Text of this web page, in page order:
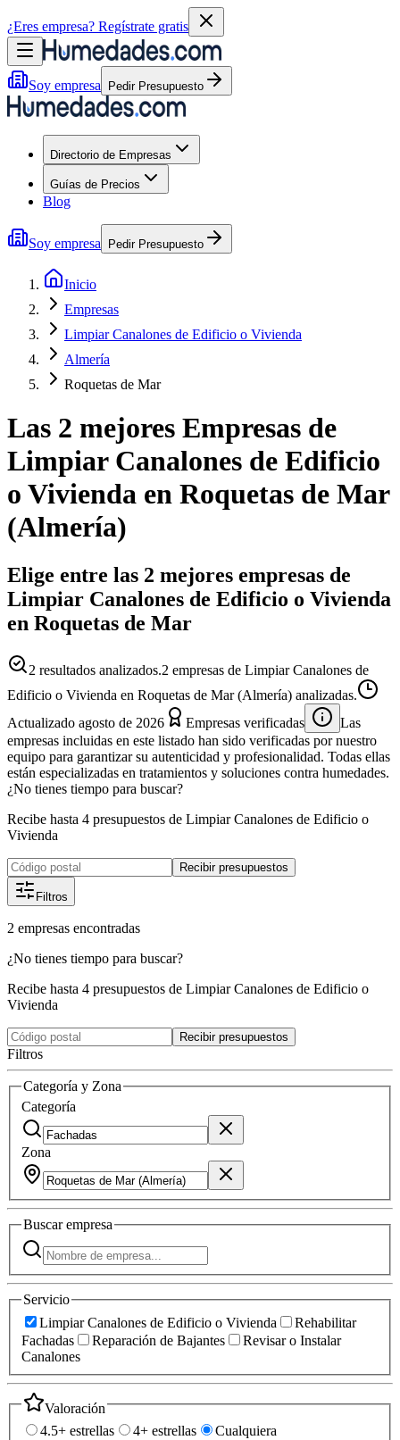
¿Eres empresa? Regístrate gratis
Soy empresa Pedir Presupuesto
Directorio de Empresas
Guías de Precios
Blog
Soy empresa Pedir Presupuesto
Inicio
Empresas
Limpiar Canalones de Edificio o Vivienda
Almería
Roquetas de Mar
Las 2 mejores Empresas de
Limpiar Canalones de Edificio
o Vivienda en Roquetas de Mar
(Almería)
Elige entre las 2 mejores empresas de
Limpiar Canalones de Edificio o Vivienda
en Roquetas de Mar
2 resultados analizados.2 empresas de Limpiar Canalones de
Edificio o Vivienda en Roquetas de Mar (Almería) analizadas.
Actualizado agosto de 2026 Empresas verificadas
Las
empresas incluidas en este listado han sido verificadas por nuestro
equipo para garantizar su autenticidad y profesionalidad. Todas ellas
están especializadas en tratamientos y soluciones contra humedades.
¿No tienes tiempo para buscar?
Recibe hasta 4 presupuestos de Limpiar Canalones de Edificio o
Vivienda
Recibir presupuestos
Filtros
2 empresas encontradas
¿No tienes tiempo para buscar?
Recibe hasta 4 presupuestos de Limpiar Canalones de Edificio o
Vivienda
Recibir presupuestos
Filtros
Categoría y Zona
Categoría
Zona
Buscarempresa
Servicio
Limpiar Canalones de Edificio o Vivienda
Rehabilitar
Fachadas
Reparación de Bajantes
Revisar o Instalar
Canalones
Valoración
4.5+ estrellas
4+ estrellas Cualquiera